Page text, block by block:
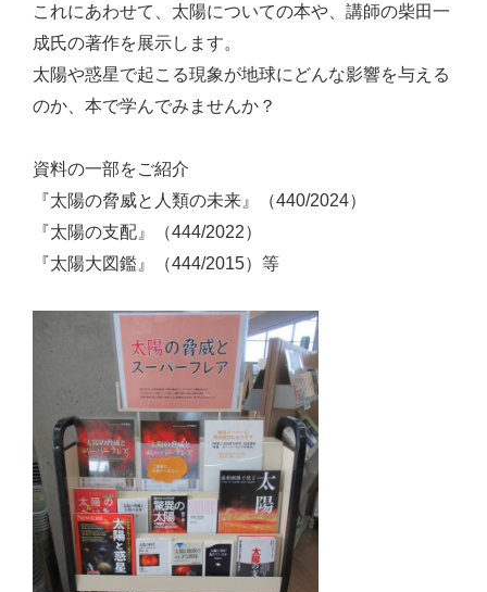
これにあわせて、太陽についての本や、講師の柴田一
成氏の著作を展示します。
太陽や惑星で起こる現象が地球にどんな影響を与える
のか、本で学んでみませんか？
資料の一部をご紹介
『太陽の脅威と人類の未来』（440/2024）
『太陽の支配』（444/2022）
『太陽大図鑑』（444/2015）等